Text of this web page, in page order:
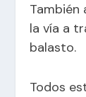
También
la vía a
balasto.
Todos